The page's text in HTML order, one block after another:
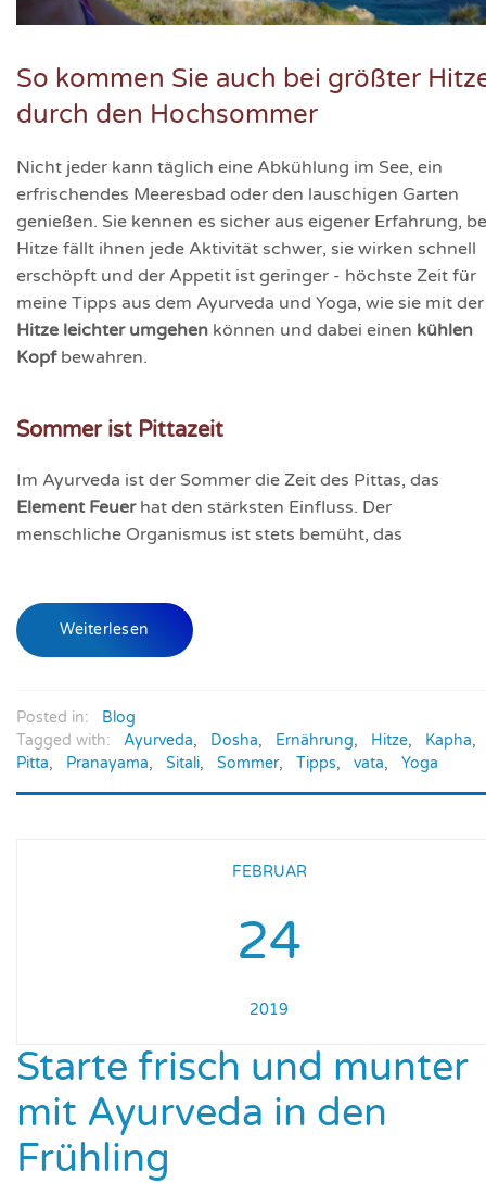
So kommen Sie auch bei größter
durch den Hochsommer
Nicht jeder kann täglich eine Abkühlung im See, ein
erfrischendes Meeresbad oder den lauschigen Garten
genießen. Sie kennen es sicher aus eigener Erfahrung,
Hitze fällt ihnen jede Aktivität schwer, sie wirken schnell
erschöpft und der Appetit ist geringer - höchste Zeit für
meine Tipps aus dem Ayurveda und Yoga, wie sie mit der
Hitze leichter umgehen können und dabei einen kühlen
Kopfbewahren.
Sommer ist Pittazeit
Im Ayurveda ist der Sommer die Zeit des Pittas, das
Element Feuerhat den stärksten Einfluss. Der
menschliche Organismus ist stets bemüht, das
Weiterlesen
Posted in:
Blog
Tagged with:
Ayurveda, Dosha, Ernährung, Hitze, Kapha,
Pitta, Pranayama, Sitali, Sommer, Tipps, vata, Yoga
FEBRUAR
24
2019
Starte frisch und munter
mit Ayurveda in den
Frühling